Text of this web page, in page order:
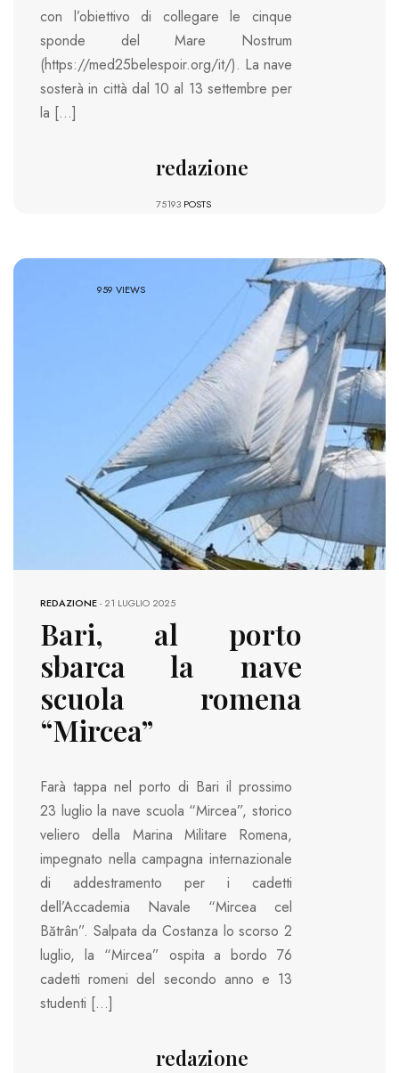
con l’obiettivo di collegare le cinque
sponde del Mare Nostrum
(https://med25belespoir.org/it/). La nave
sosterà in città dal 10 al 13 settembre per
la […]
redazione
75193 POSTS
959 VIEWS
REDAZIONE-21 LUGLIO 2025
Bari, al porto
sbarca la nave
scuola romena
“Mircea”
Farà tappa nel porto di Bari il prossimo
23 luglio la nave scuola “Mircea”, storico
veliero della Marina Militare Romena,
impegnato nella campagna internazionale
di addestramento per i cadetti
dell’Accademia Navale “Mircea cel
Bătrân”. Salpata da Costanza lo scorso 2
luglio, la “Mircea” ospita a bordo 76
cadetti romeni del secondo anno e 13
studenti […]
redazione